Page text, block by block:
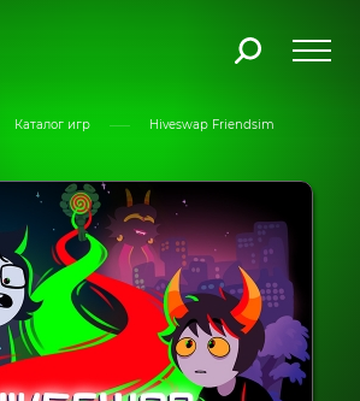
Каталог игр Hiveswap Friendsim